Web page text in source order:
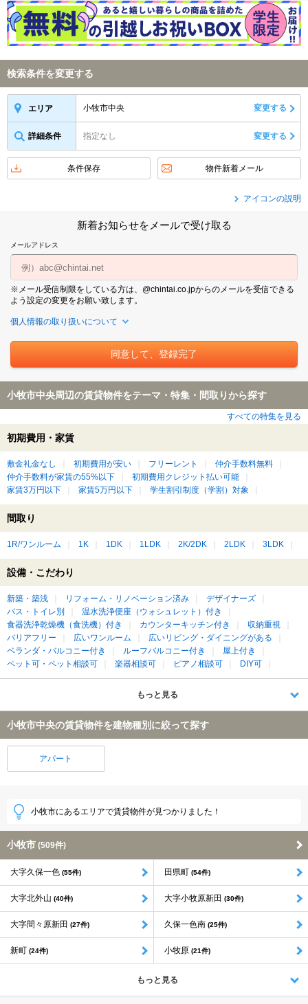
検索条件を変更する
エリア 小牧市中央 変更する
詳細条件 指定なし 変更する
条件保存 物件新着メール
アイコンの説明
新着お知らせをメールで受け取る
メールアドレス
※メール受信制限をしている方は、@chintai.co.jpからのメールを受信できる
よう設定の変更をお願い致します。
個人情報の取り扱いについて
小牧市中央周辺の賃貸物件をテーマ・特集・間取りから探す
すべての特集を見る
初期費用・家賃
敷金礼金なし 初期費用が安い フリーレント
仲介手数料無料
仲介手数料が家賃の55%以下
初期費用クレジット払い可能
家賃3万円以下
家賃5万円以下 学生割引制度（学割）対象
間取り
1R/ワンルーム 1K 1DK 1LDK 2K/2DK 2LDK 3LDK
設備・こだわり
新築・築浅 リフォーム・リノベーション済み
デザイナーズ
バス・トイレ別
温水洗浄便座（ウォシュレット）付き
食器洗浄乾燥機（食洗機）付き
カウンターキッチン付き
収納重視
バリアフリー
広いワンルーム
広いリビング・ダイニングがある
ベランダ・バルコニー付き
ルーフバルコニー付き
屋上付き
ペット可・ペット相談可
楽器相談可 ピアノ相談可 DIY可
もっと見る
小牧市中央の賃貸物件を建物種別に絞って探す
アパート
小牧市にあるエリアで賃貸物件が見つかりました！
小牧市 (509件)
大字久保一色 (55件) 田県町 (54件)
大字北外山 (40件) 大字小牧原新田 (30件)
大字間々原新田 (27件) 久保一色南 (25件)
新町 (24件) 小牧原 (21件)
もっと見る